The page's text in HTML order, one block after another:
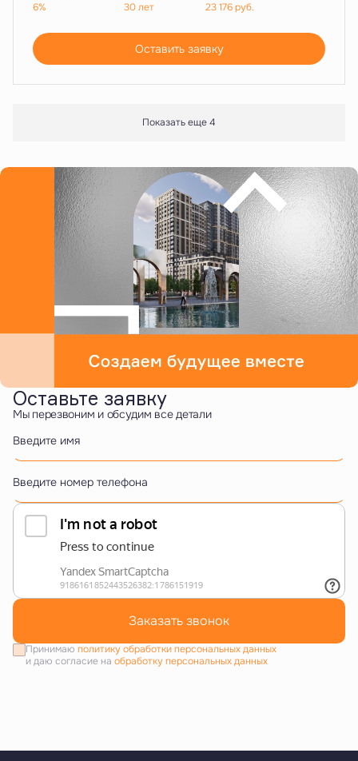
6%
30 лет
23 176руб.
Оставить заявку
Показать еще 4
Оставьте заявку
Мы перезвоним и обсудим все детали
Введите имя
Введите номер телефона
Заказать звонок
Принимаю политику обработки персональных данных
и даю согласие на обработку персональных данных